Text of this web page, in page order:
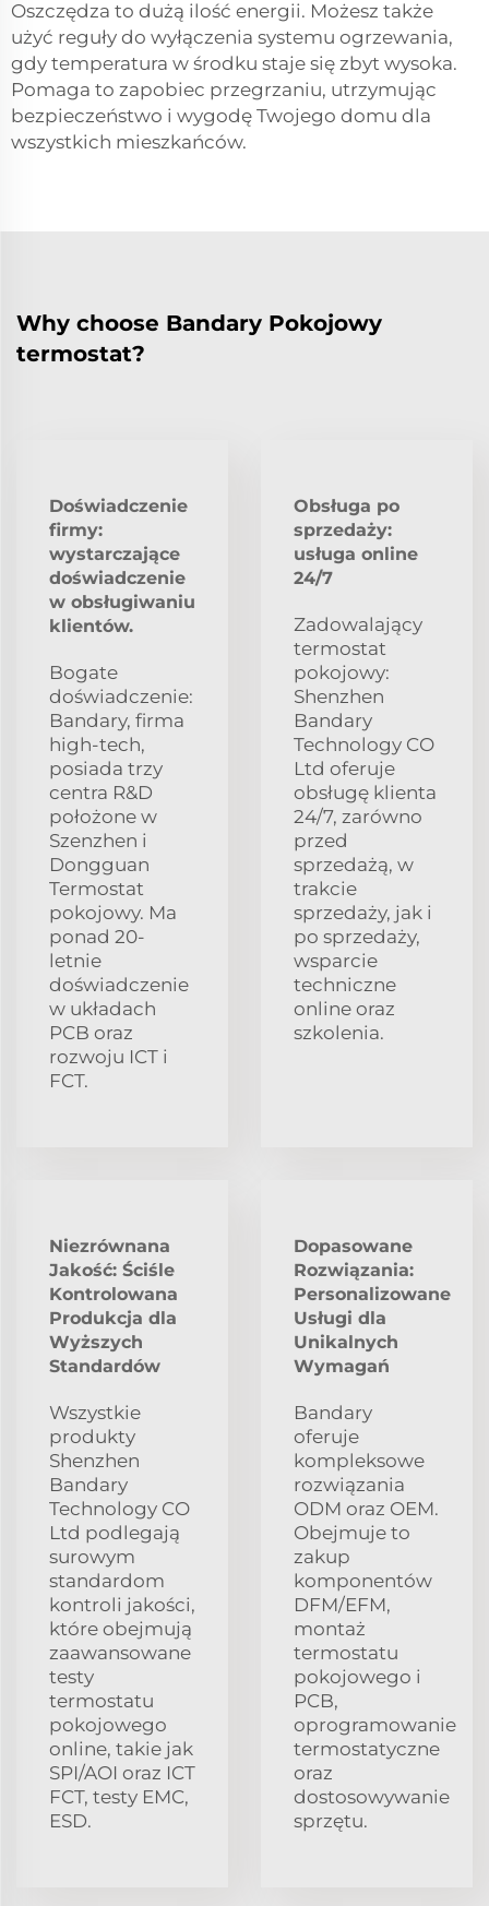
Oszczędza to dużą ilość energii. Możesz także
użyć reguły do wyłączenia systemu ogrzewania,
gdy temperatura w środku staje się zbyt wysoka.
Pomaga to zapobiec przegrzaniu, utrzymując
bezpieczeństwo i wygodę Twojego domu dla
wszystkich mieszkańców.
Why choose Bandary Pokojowy
termostat?
Doświadczenie
firmy:
wystarczające
doświadczenie
w obsługiwaniu
klientów.
Bogate
doświadczenie:
Bandary, firma
high-tech,
posiada trzy
centra R&D
położone w
Szenzhen i
Dongguan
Termostat
pokojowy. Ma
ponad 20-
letnie
doświadczenie
w układach
PCB oraz
rozwoju ICT i
FCT.
Obsługa po
sprzedaży:
usługa online
24/7
Zadowalający
termostat
pokojowy:
Shenzhen
Bandary
Technology CO
Ltd oferuje
obsługę klienta
24/7, zarówno
przed
sprzedażą, w
trakcie
sprzedaży, jak i
po sprzedaży,
wsparcie
techniczne
online oraz
szkolenia.
Niezrównana
Jakość: Ściśle
Kontrolowana
Produkcja dla
Wyższych
Standardów
Wszystkie
produkty
Shenzhen
Bandary
Technology CO
Ltd podlegają
surowym
standardom
kontroli jakości,
które obejmują
zaawansowane
testy
termostatu
pokojowego
online, takie jak
SPI/AOI oraz ICT
FCT, testy EMC,
ESD.
Dopasowane
Rozwiązania:
Personalizowane
Usługi dla
Unikalnych
Wymagań
Bandary
oferuje
kompleksowe
rozwiązania
ODM oraz OEM.
Obejmuje to
zakup
komponentów
DFM/EFM,
montaż
termostatu
pokojowego i
PCB,
oprogramowanie
termostatyczne
oraz
dostosowywanie
sprzętu.